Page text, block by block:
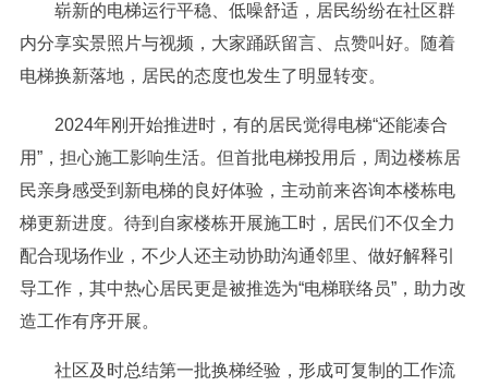
崭新的电梯运行平稳、低噪舒适，居民纷纷在社区群
内分享实景照片与视频，大家踊跃留言、点赞叫好。随着
电梯换新落地，居民的态度也发生了明显转变。
2024年刚开始推进时，有的居民觉得电梯“还能凑合
用”，担心施工影响生活。但首批电梯投用后，周边楼栋居
民亲身感受到新电梯的良好体验，主动前来咨询本楼栋电
梯更新进度。待到自家楼栋开展施工时，居民们不仅全力
配合现场作业，不少人还主动协助沟通邻里、做好解释引
导工作，其中热心居民更是被推选为“电梯联络员”，助力改
造工作有序开展。
社区及时总结第一批换梯经验，形成可复制的工作流